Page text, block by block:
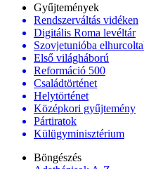
Gyűjtemények
Rendszerváltás vidéken
Digitális Roma levéltár
Szovjetunióba
Első világháború
Reformáció 500
Családtörténet
Helytörténet
Középkori gyűjtemény
Pártiratok
Külügyminisztérium
Böngészés